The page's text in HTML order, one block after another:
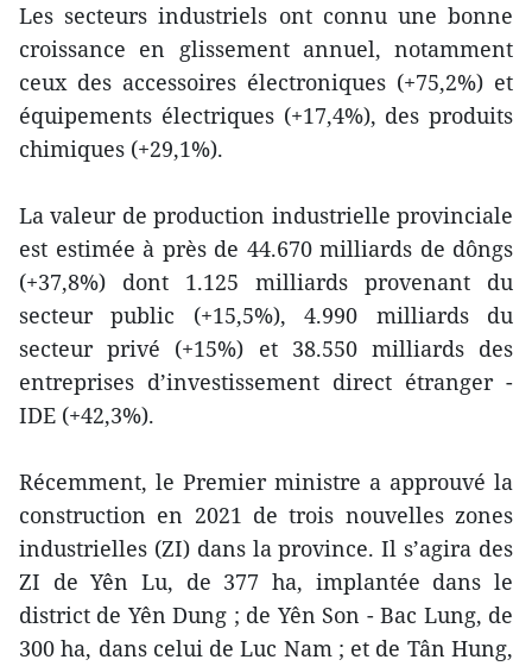
Les secteurs industriels ont connu une bonne
croissance en glissement annuel, notamment
ceux des accessoires électroniques (+75,2%) et
équipements électriques (+17,4%), des produits
chimiques (+29,1%).
La valeur de production industrielle provinciale
est estimée à près de 44.670 milliards de dôngs
(+37,8%) dont 1.125 milliards provenant du
secteur public (+15,5%), 4.990 milliards du
secteur privé (+15%) et 38.550 milliards des
entreprises d’investissement direct étranger -
IDE (+42,3%).
Récemment, le Premier ministre a approuvé la
construction en 2021 de trois nouvelles zones
industrielles (ZI) dans la province. Il s’agira des
ZI de Yên Lu, de 377 ha, implantée dans le
district de Yên Dung ; de Yên Son - Bac Lung, de
300 ha, dans celui de Luc Nam ; et de Tân Hung,